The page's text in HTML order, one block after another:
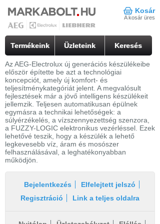
Kosár
A kosár üres
Termékeink Üzleteink Keresés
Az AEG-Electrolux új generációs készülékeibe
először építette be azt a technológiai
koncepciót, amely új komfort- és
teljesítménykategóriát jelent. A megvalósult
fejlesztések már a jövő intelligens készülékeit
jellemzik. Teljesen automatikusan épülnek
egymásra a technikai lehetőségek: a
súlyérzékelés, a vízszennyezettség szenzora,
a FUZZY-LOGIC elektronikus vezérléssel. Ezek
lehetővé teszik, hogy a készülék a lehető
legkevesebb víz, áram és mosószer
felhasználásával, a leghatékonyabban
működjön.
Bejelentkezés
Elfelejtett jelszó
Regisztráció
Link a teljes oldalra